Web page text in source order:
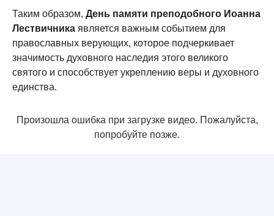
Таким образом, День памяти преподобного Иоанна
Лествичника является важным событием для
православных верующих, которое подчеркивает
значимость духовного наследия этого великого
святого и способствует укреплению веры и духовного
единства.
Произошла ошибка при загрузке видео. Пожалуйста,
попробуйте позже.